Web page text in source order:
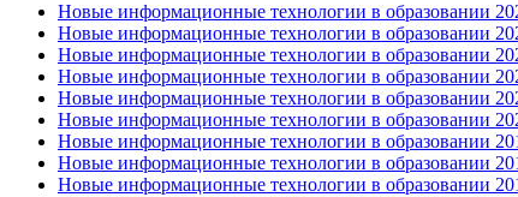
Новые информационные технологии в образовании
Новые информационные технологии в образовании
Новые информационные технологии в образовании
Новые информационные технологии в образовании
Новые информационные технологии в образовании
Новые информационные технологии в образовании
Новые информационные технологии в образовании
Новые информационные технологии в образовании
Новые информационные технологии в образовании